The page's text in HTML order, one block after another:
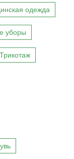
одежда
уборы
Трикотаж